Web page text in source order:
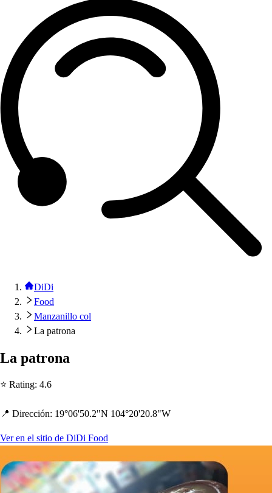
DiDi
Food
Manzanillo col
La patrona
La patrona
⭐ Rating: 4.6
📍 Dirección: 19°06'50.2"N 104°20'20.8"W
Ver en el sitio de DiDi Food